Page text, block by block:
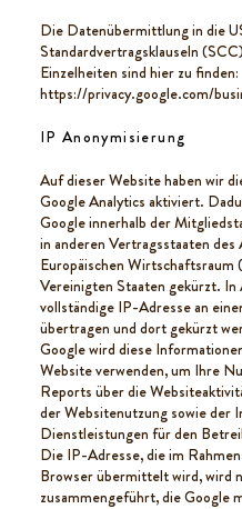
Die Datenübermittlung in die
Standardvertragsklauseln
Einzelheiten sind hier zu finden:
https://privacy.google.com/
IP Anonymisierung
Auf dieser Website haben wir
Google Analytics aktiviert.
Google innerhalb der
in anderen Vertragsstaaten des
Europäischen
Vereinigten Staaten gekürzt. In
vollständige IP-Adresse an
übertragen und dort gekürzt
Google wird diese
Website verwenden, um Ihre
Reports über die
der Websitenutzung sowie der
Dienstleistungen für den
Die IP-Adresse, die im
Browser übermittelt wird, wird
zusammengeführt, die Google